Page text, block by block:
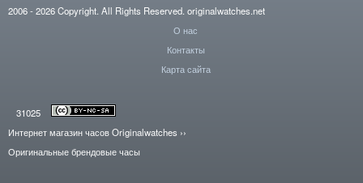
2006- 2026Copyright. All Rights Reserved. originalwatches.net
О нас
Контакты
Карта сайта
31025
Интернет магазин часов Originalwatches ››
Оригинальные брендовые часы